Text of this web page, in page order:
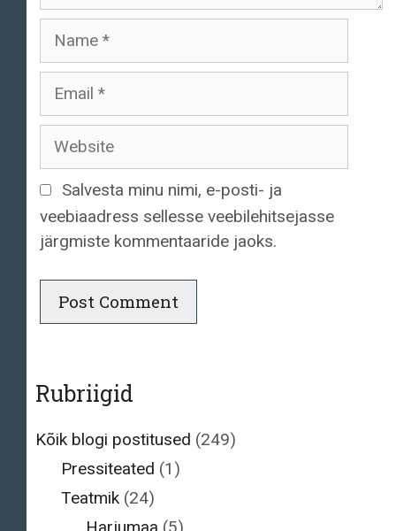
Name
Email
Website
Salvesta minu nimi, e-posti- ja
veebiaadress sellesse veebilehitsejasse
järgmiste kommentaaride jaoks.
Rubriigid
Kõik blogi postitused (249)
Pressiteated (1)
Teatmik(24)
Harjumaa (5)